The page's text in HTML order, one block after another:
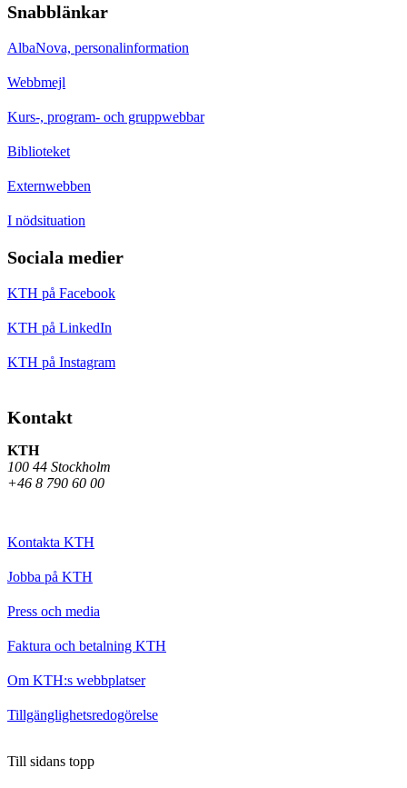
Snabblänkar
AlbaNova, personalinformation
Webbmejl
Kurs-, program- och gruppwebbar
Biblioteket
Externwebben
I nödsituation
Sociala medier
KTH på Facebook
KTH på LinkedIn
KTH på Instagram
Kontakt
KTH
100 44 Stockholm
+46 8 790 60 00
Kontakta KTH
Jobba på KTH
Press och media
Faktura och betalning KTH
Om KTH:s webbplatser
Tillgänglighetsredogörelse
Till sidans topp